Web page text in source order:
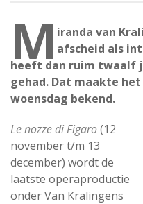
M iranda van
afscheid als
heeft dan ruim twaalf
gehad. Dat maakte
woensdag bekend.
Le nozze di Figaro(12
november t/m 13
december) wordt de
laatste operaproductie
onder Van Kralingens